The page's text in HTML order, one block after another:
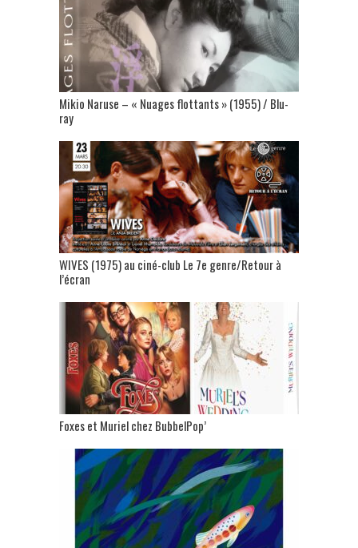
Mikio Naruse – « Nuages flottants » (1955) / Blu-
ray
WIVES (1975) au ciné-club Le 7e genre/Retour à
l’écran
Foxes et Muriel chez BubbelPop’